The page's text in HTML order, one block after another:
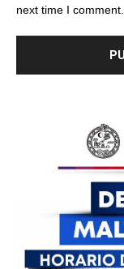
next time I comment.